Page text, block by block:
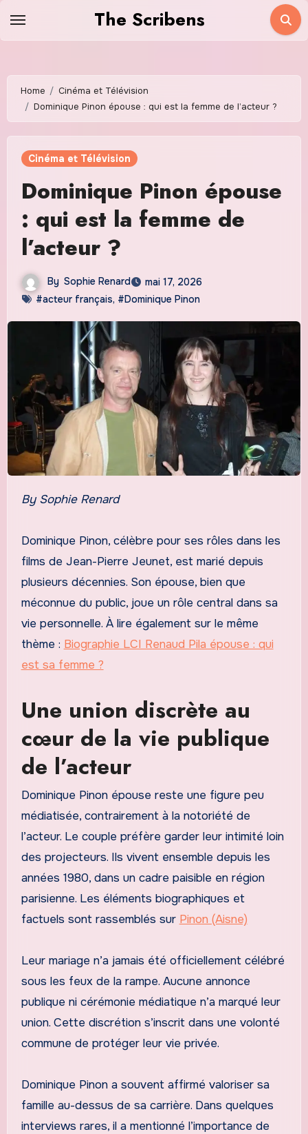
The Scribens
Home
Cinéma et Télévision
Dominique Pinon épouse : qui est la femme de l’acteur ?
Cinéma et Télévision
Dominique Pinon épouse
: qui est la femme de
l’acteur ?
By Sophie Renard
mai 17, 2026
#acteur français, #Dominique Pinon
By Sophie Renard
Dominique Pinon, célèbre pour ses rôles dans les
films de Jean-Pierre Jeunet, est marié depuis
plusieurs décennies. Son épouse, bien que
méconnue du public, joue un rôle central dans sa
vie personnelle. À lire également sur le même
thème : Biographie LCI Renaud Pila épouse : qui
est sa femme ?
Une union discrète au
cœur de la vie publique
de l’acteur
Dominique Pinon épouse reste une figure peu
médiatisée, contrairement à la notoriété de
l’acteur. Le couple préfère garder leur intimité loin
des projecteurs. Ils vivent ensemble depuis les
années 1980, dans un cadre paisible en région
parisienne. Les éléments biographiques et
factuels sont rassemblés sur Pinon (Aisne)
Leur mariage n’a jamais été officiellement célébré
sous les feux de la rampe. Aucune annonce
publique ni cérémonie médiatique n’a marqué leur
union. Cette discrétion s’inscrit dans une volonté
commune de protéger leur vie privée.
Dominique Pinon a souvent affirmé valoriser sa
famille au-dessus de sa carrière. Dans quelques
interviews rares, il a mentionné l’importance de